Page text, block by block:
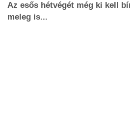
Az esős hétvégét még ki kell
meleg is...